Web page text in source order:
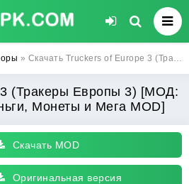
» Скачать Truckers of Europe 3 (Тракеры Европы 3) [МОД: Бесконечные деньги, Монеты и Мега MOD] | Взлом Truckers of Europe 3 на Андроид
3 (Тракеры Европы 3) [МОД:
Монеты и Мега MOD]
Скачать MOD
Оригинальная версия